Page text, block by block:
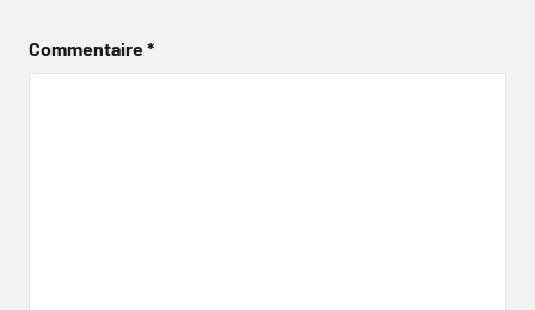
Commentaire*